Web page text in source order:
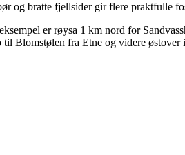
og bratte fjellsider gir flere praktfulle
er røysa 1 km nord for
Blomstølen fra Etne og videre